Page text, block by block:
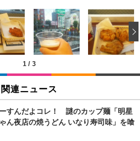
オフィスチェア 椅子 テレワーク 疲れな
げ式アームレスト コンパクト 約105度ロッ
事務椅子 360度回転 座面昇降 強化ナイロ
ース 通気性メッシュ 在宅ワーク H-WY01
+黒足)
オフィスチェア／デスクチェア メッシ
人間工学 疲れない ブラック
フィスチェア デスクチェア 疲れない テレ
ェア 強化バックレスト 30度ロッキング機
ネス向けプレミアムモニター | FlexScan
WT | 31.5型4K UHD・USB Type-C・ホワ
ネス向けプレミアムモニター | FlexScan
】27"ゲーミングモニター DualSense 充電
ベーシック ペットシーツ 薄型 レギュラー 1
て 無香料 ホワイト 300枚
ーシック ペットシーツ 厚型 ワイド 42枚
) ホワイト(吸収面:ライトブルー)
ーライフ ネオ・オムツ L 中型犬用 26枚入
1 / 3
関連ニュース
すんだよコレ！ 謎のカップ麺「明星
ん夜店の焼うどん いなり寿司味」を喰